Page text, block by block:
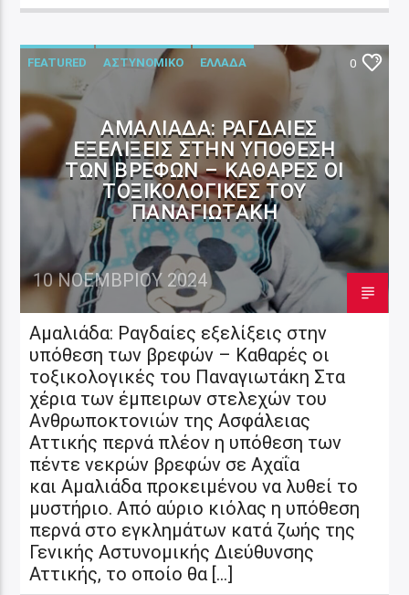
FEATURED ΑΣΤΥΝΟΜΙΚΟ ΕΛΛΑΔΑ 0
ΑΜΑΛΙΆΔΑ: ΡΑΓΔΑΊΕΣ
ΕΞΕΛΊΞΕΙΣ ΣΤΗΝ ΥΠΌΘΕΣΗ
ΤΩΝ ΒΡΕΦΏΝ – ΚΑΘΑΡΈΣ ΟΙ
ΤΟΞΙΚΟΛΟΓΙΚΈΣ ΤΟΥ
ΠΑΝΑΓΙΩΤΆΚΗ
10 ΝΟΕΜΒΡΊΟΥ 2024
Αμαλιάδα: Ραγδαίες εξελίξεις στην
υπόθεση των βρεφών – Καθαρές οι
τοξικολογικές του Παναγιωτάκη Στα
χέρια των έμπειρων στελεχών του
Ανθρωποκτονιών της Ασφάλειας
Αττικής περνά πλέον η υπόθεση των
πέντε νεκρών βρεφών σε Αχαΐα
και Αμαλιάδα προκειμένου να λυθεί το
μυστήριο. Από αύριο κιόλας η υπόθεση
περνά στο εγκλημάτων κατά ζωής της
Γενικής Αστυνομικής Διεύθυνσης
Αττικής, το οποίο θα […]